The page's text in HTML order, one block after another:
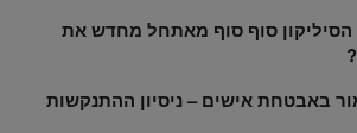
סוף סוף מאתחל מחדש את
באבטחת אישים – ניסיון ההתנקשות